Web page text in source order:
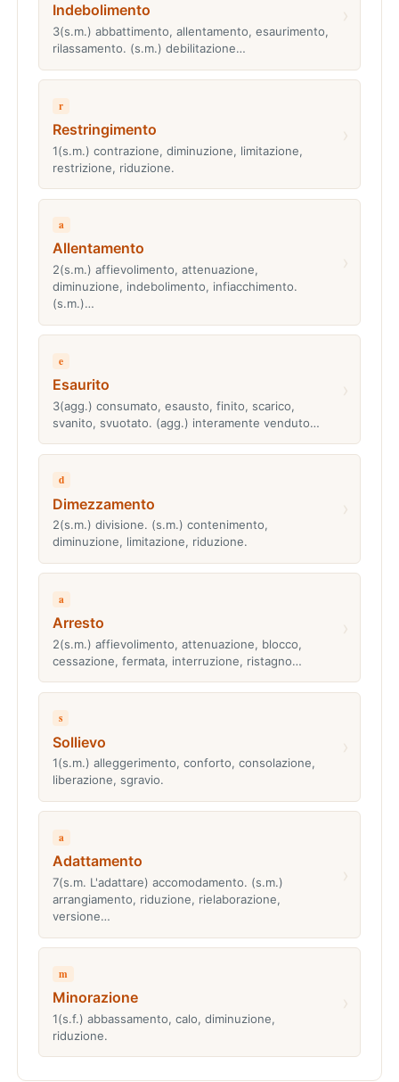
Indebolimento
3(s.m.) abbattimento, allentamento, esaurimento,
rilassamento. (s.m.) debilitazione…
r
Restringimento
1(s.m.) contrazione, diminuzione, limitazione,
restrizione, riduzione.
a
Allentamento
2(s.m.) affievolimento, attenuazione,
diminuzione, indebolimento, infiacchimento.
(s.m.)…
e
Esaurito
3(agg.) consumato, esausto, finito, scarico,
svanito, svuotato. (agg.) interamente venduto…
d
Dimezzamento
2(s.m.) divisione. (s.m.) contenimento,
diminuzione, limitazione, riduzione.
a
Arresto
2(s.m.) affievolimento, attenuazione, blocco,
cessazione, fermata, interruzione, ristagno…
s
Sollievo
1(s.m.) alleggerimento, conforto, consolazione,
liberazione, sgravio.
a
Adattamento
7(s.m. L'adattare) accomodamento. (s.m.)
arrangiamento, riduzione, rielaborazione,
versione…
m
Minorazione
1(s.f.) abbassamento, calo, diminuzione,
riduzione.